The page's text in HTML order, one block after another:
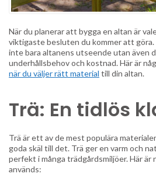
När du planerar att bygga en altan är
viktigaste besluten du kommer att
inte bara altanens utseende utan även
underhållsbehov och kostnad. Här är
när du väljer rätt material till din altan.
Trä: En tidlös
Trä är ett av de mest populära
goda skäl till det. Trä ger en varm och
perfekt i många trädgårdsmiljöer. Här är
används: